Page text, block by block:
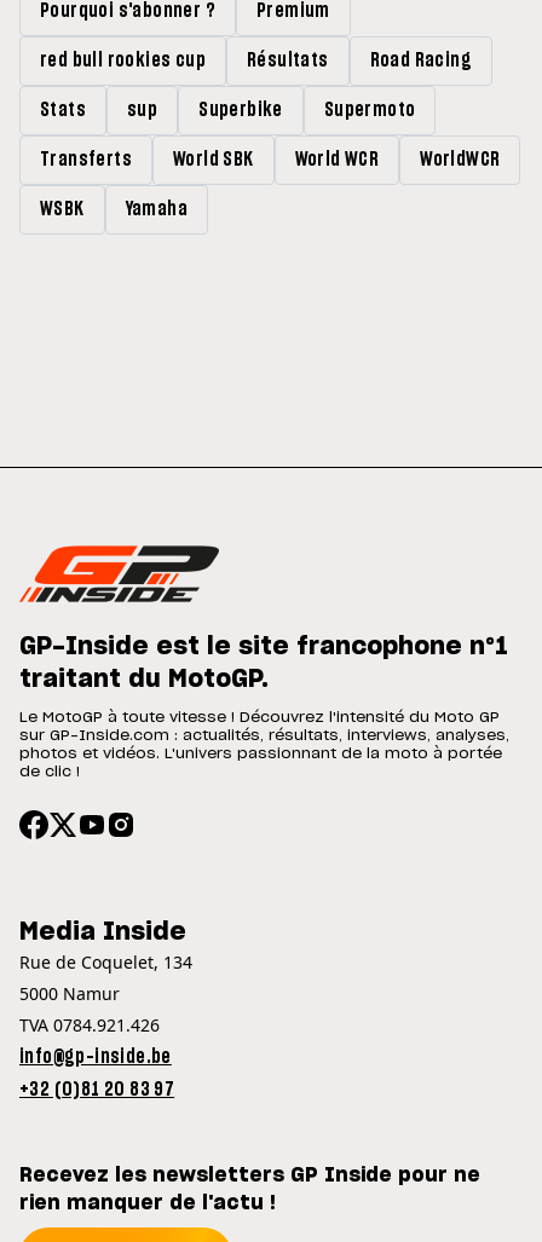
Pourquoi s'abonner ? Premium
red bull rookies cup Résultats Road Racing
Stats sup Superbike Supermoto
Transferts World SBK World WCR WorldWCR
WSBK Yamaha
GP-Inside est le site francophone n°1
traitant du MotoGP.
Le MotoGP à toute vitesse ! Découvrez l'intensité du Moto GP
sur GP-Inside.com : actualités, résultats, interviews, analyses,
photos et vidéos. L'univers passionnant de la moto à portée
de clic !
Media Inside
Rue de Coquelet, 134
5000 Namur
TVA 0784.921.426
info@gp-inside.be
+32 (0)81 20 83 97
Recevez les newsletters GP Inside pour ne
rien manquer de l'actu !